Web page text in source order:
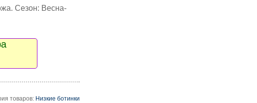
Сезон: Весна-
товаров: Низкие ботинки